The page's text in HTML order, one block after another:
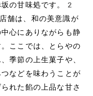
坂の甘味処です。2
は、和の美意識が
心にありながらも静
ここでは、とらやの
季節の上生菓子や、
などを味わうことが
れた餡の上品な甘さ